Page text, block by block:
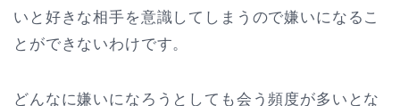
いと好きな相手を意識してしまうので嫌いになるこ
とができないわけです。
どんなに嫌いになろうとしても会う頻度が多いとな